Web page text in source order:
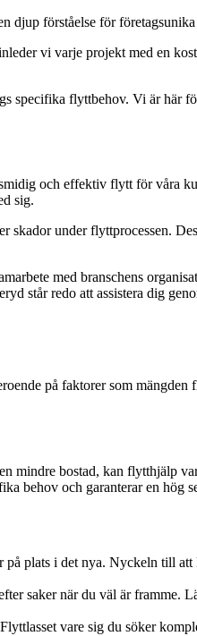
djup förståelse för
vi varje projekt med en
specifika flyttbehov. Vi är här
och effektiv flytt för våra
sig.
skador under flyttprocessen.
med branschens
står redo att assistera dig
på faktorer som mängden
mindre bostad, kan flytthjälp
behov och garanterar en hög
på plats i det nya. Nyckeln till
saker när du väl är framme.
vare sig du söker